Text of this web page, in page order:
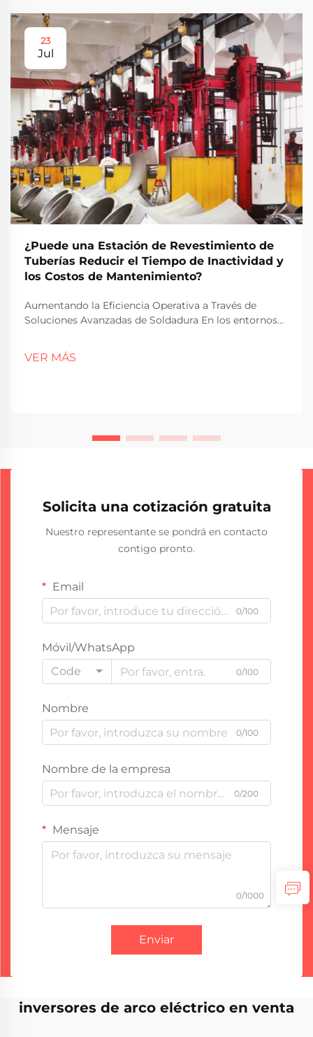
23
Jul
¿Puede una Estación de Revestimiento de
Tuberías Reducir el Tiempo de Inactividad y
los Costos de Mantenimiento?
Aumentando la Eficiencia Operativa a Través de
Soluciones Avanzadas de Soldadura En los entornos
de actividad y minimizar los costos de
mantenimiento son prioridades máximas para las
VER MÁS
Solicita una cotización gratuita
Nuestro representante se pondrá en contacto
contigo pronto.
Email
0/100
Móvil/WhatsApp
Code
0/100
Nombre
0/100
Nombre de la empresa
0/200
Mensaje
0/1000
Enviar
inversores de arco eléctrico en venta